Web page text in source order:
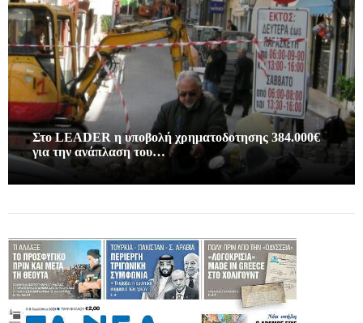
Στο LEADER η υποβολή χρηματοδοτησης 384.000€
για την ανάπλαση του…